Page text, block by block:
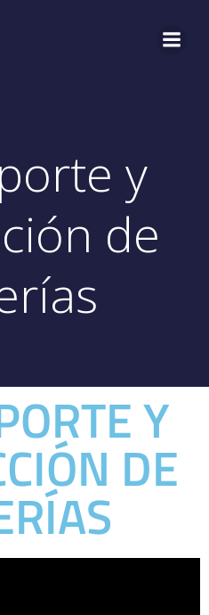
y
de
Y
DE